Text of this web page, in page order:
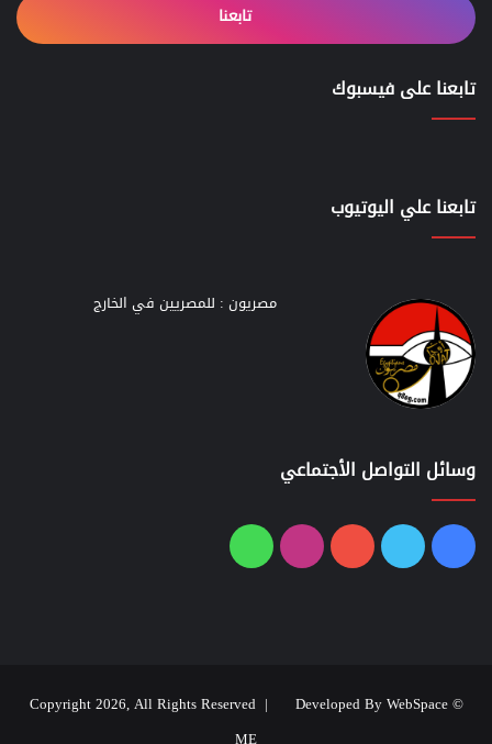
تابعنا
تابعنا على فيسبوك
تابعنا علي اليوتيوب
مصريون : للمصريين في الخارج
وسائل التواصل الأجتماعي
فيسبوك
تويتر يوتيوبانستقرامواتساب
© Copyright 2026, All Rights Reserved |
Developed By WebSpace